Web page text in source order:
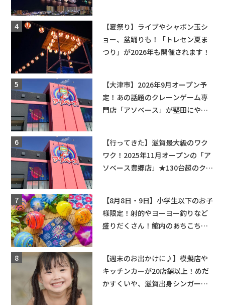
【夏祭り】ライブやシャボン玉シ
ョー、盆踊りも！「トレセン夏ま
つり」が2026年も開催されます！
【大津市】2026年9月オープン予
定！あの話題のクレーンゲーム専
門店「アソベース」が堅田にやっ
【行ってきた】滋賀最大級のワク
ワク！2025年11月オープンの「ア
ソベース豊郷店」★130台超のクレ
【8月8日・9日】小学生以下のお子
様限定！射的やヨーヨー釣りなど
盛りだくさん！館内のあちこちに
【週末のお出かけに♪】模擬店や
キッチンカーが20店舗以上！めだ
かすくいや、滋賀出身シンガーソ